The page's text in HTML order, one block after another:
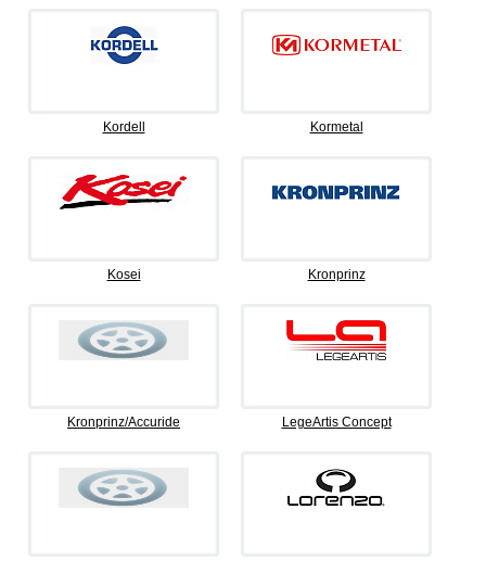
Kordell Kormetal
Kosei Kronprinz
Kronprinz/Accuride LegeArtis Concept